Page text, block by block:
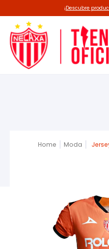
Línea 26-27¡Descubre
Home Moda